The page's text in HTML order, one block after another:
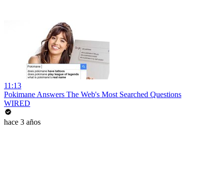
11:13
Pokimane Answers The Web's Most Searched Questions
WIRED
hace 3 años